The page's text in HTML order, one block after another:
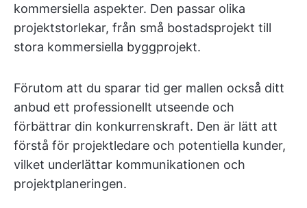
kommersiella aspekter. Den passar olika
projektstorlekar, från små bostadsprojekt till
stora kommersiella byggprojekt.
Förutom att du sparar tid ger mallen också ditt
anbud ett professionellt utseende och
förbättrar din konkurrenskraft. Den är lätt att
förstå för projektledare och potentiella kunder,
vilket underlättar kommunikationen och
projektplaneringen.